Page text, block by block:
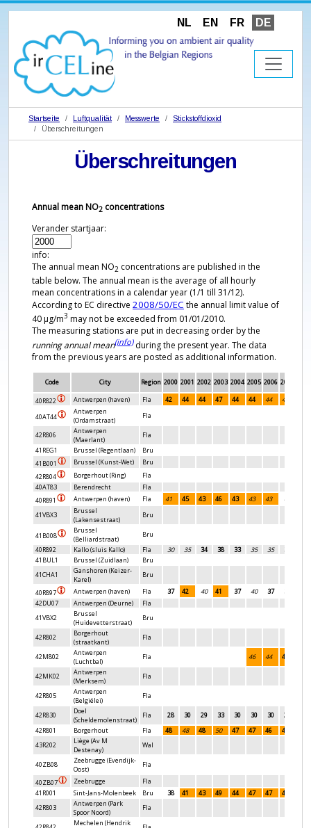
NL EN FR DE
Startseite Luftqualität Messwerte
Stickstoffdioxid
Überschreitungen
Überschreitungen